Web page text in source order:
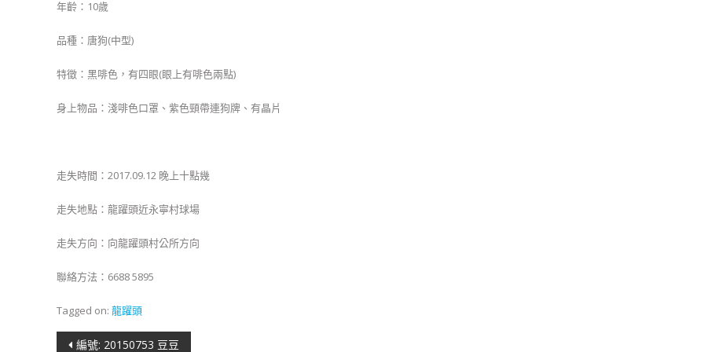
年齡：10歲
品種：唐狗(中型)
特徵：黑啡色，有四眼(眼上有啡色兩點)
身上物品：淺啡色口罩、紫色頸帶連狗牌、有晶片
走失時間：2017.09.12 晚上十點幾
走失地點：龍躍頭近永寧村球場
走失方向：向龍躍頭村公所方向
聯絡方法：6688 5895
Tagged on: 龍躍頭
編號: 20150753 豆豆